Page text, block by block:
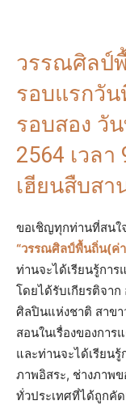
วรรณศิลป์
รอบแรกวัน
รอบสอง วั
2564 เวล
เฮียนสืบส
ขอเชิญทุกท่านที่สนใ
“วรรณศิลป์พื้นถิ่น(ค่
ท่านจะได้เรียนรู้กา
โดยได้รับเกียรติจา
ศิลปินแห่งชาติ สาข
สอนในเรื่องของการ
และท่านจะได้เรียน
ภาพอิสระ, ช่างภาพ
ทั่วประเทศที่ได้ถูกคั